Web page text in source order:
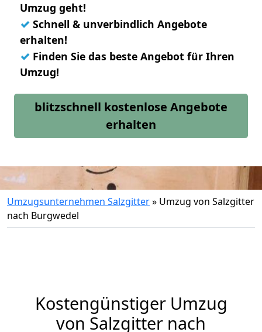
Umzug geht!
✓ Schnell & unverbindlich Angebote
erhalten!
✓ Finden Sie das beste Angebot für Ihren
Umzug!
blitzschnell kostenlose Angebote
erhalten
Umzugsunternehmen Salzgitter» Umzug von Salzgitter
nach Burgwedel
Kostengünstiger Umzug
von Salzgitter nach